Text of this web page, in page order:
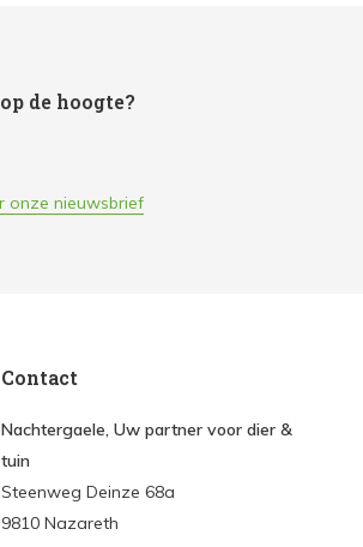
de hoogte?
onze nieuwsbrief
Contact
Nachtergaele, Uw partner voor dier &
tuin
Steenweg Deinze 68a
9810 Nazareth